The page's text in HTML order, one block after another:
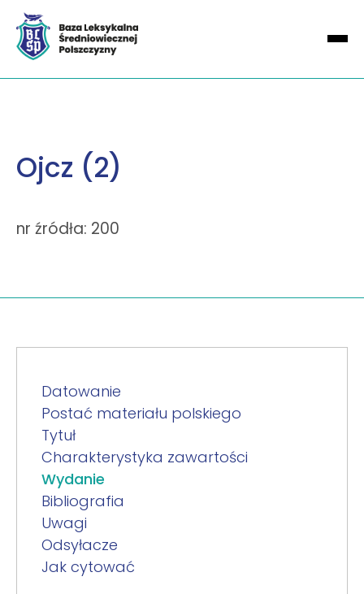
Ojcz (2)
nr źródła: 200
Datowanie
Postać materiału polskiego
Tytuł
Charakterystyka zawartości
Wydanie
Bibliografia
Uwagi
Odsyłacze
Jak cytować